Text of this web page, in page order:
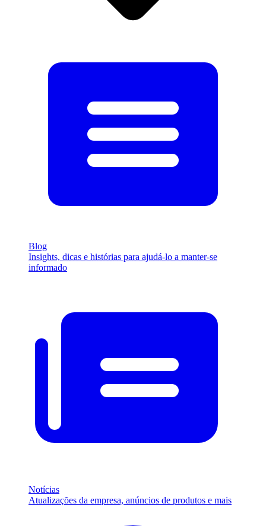
Blog
Insights, dicas e histórias para ajudá-lo a manter-se
informado
Notícias
Atualizações da empresa, anúncios de produtos e mais